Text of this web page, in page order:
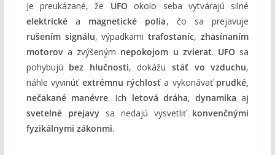
Je preukázané, že UFOokolo seba vytvárajú silné
elektrickéa magnetické polia, čo sa prejavuje
rušením signálu, výpadkamitrafostaníc,zhasínaním
motorova zvýšeným nepokojom u zvierat. UFO sa
pohybujú bez hlučnosti, dokážustáť vo vzduchu,
náhle vyvinúť extrémnu rýchlosť a vykonávať prudké,
nečakané manévre. Ich letová dráha,dynamika aj
svetelné prejavysa nedajú vysvetliť konvenčnými
fyzikálnymi zákonmi.